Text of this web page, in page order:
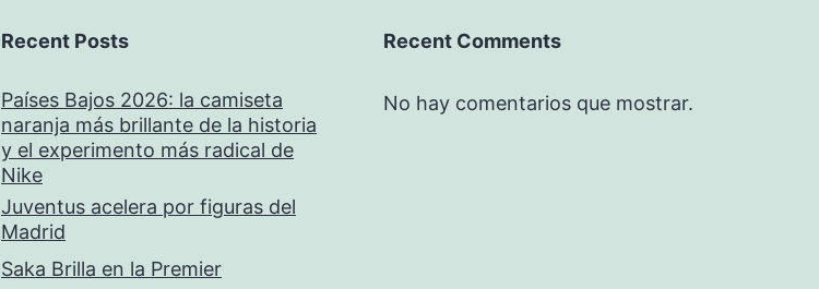
Recent Posts
Países Bajos 2026: la camiseta
naranja más brillante de la historia
y el experimento más radical de
Nike
Juventus acelera por figuras del
Madrid
Saka Brilla en la Premier
Recent Comments
No hay comentarios que mostrar.